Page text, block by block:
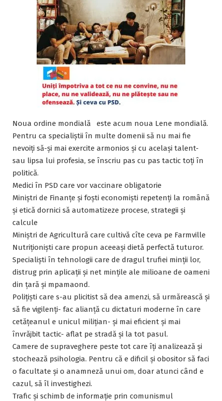
Noua ordine mondială este acum noua Lene mondială.
Pentru ca specialiștii în multe domenii să nu mai fie
nevoiți să-și mai exercite armonios și cu același talent-
sau lipsa lui profesia, se înscriu pas cu pas tactic toți în
politică.
Medici în PSD care vor vaccinare obligatorie
Miniștri de Finanțe și foști economiști repetenți la română
și etică dornici să automatizeze procese, strategii și
calcule
Miniștri de Agricultură care cultivă cîte ceva pe Farmville
Nutriționiști care propun aceeași dietă perfectă tuturor.
Specialiști în tehnologii care de dragul trufiei minții lor,
distrug prin aplicații și net mințile ale milioane de oameni
din țară și mpamaond.
Polițiști care s-au plicitist să dea amenzi, să urmărească și
să fie vigilenți- fac alianță cu dictaturi moderne în care
cetățeanul e unicul milițian- și mai eficient și mai
învrăjbit tactic- aflat pe stradă și la tot pasul.
Camere de supraveghere peste tot care îți analizează și
stochează psihologia. Pentru că e dificil și obositor să faci
o facultate și o anamneză unui om, doar atunci când e
cazul, să îl investighezi.
Trafic și schimb de informație prin comunismul